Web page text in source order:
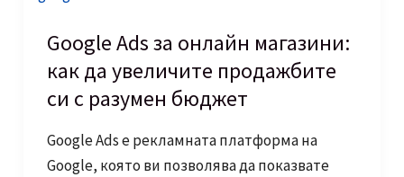
Google Ads за онлайн магазини:
как да увеличите продажбите
си с разумен бюджет
Google Ads е рекламната платформа на
Google, която ви позволява да показвате